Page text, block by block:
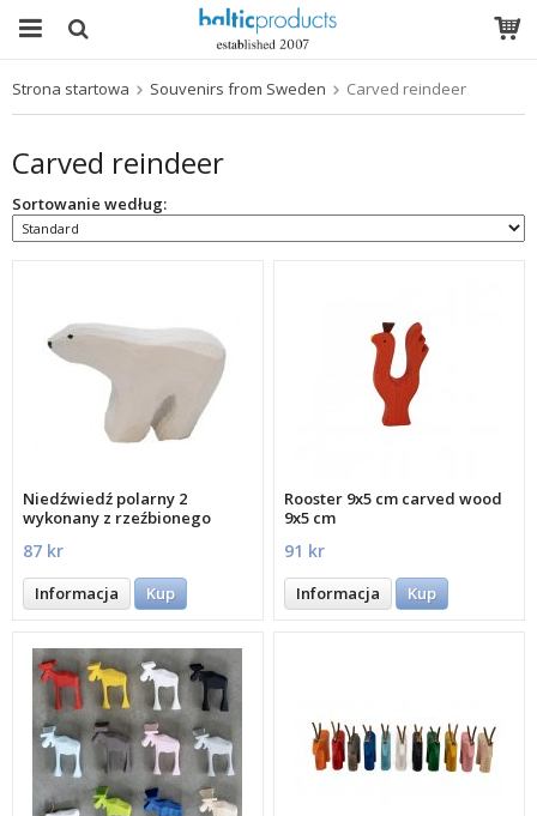
Strona startowa Souvenirs from Sweden Carved reindeer
Carved reindeer
Sortowanie według:
Niedźwiedź polarny 2
wykonany z rzeźbionego
87 kr
Informacja Kup
Rooster 9x5 cm carved wood
9x5 cm
91 kr
Informacja Kup